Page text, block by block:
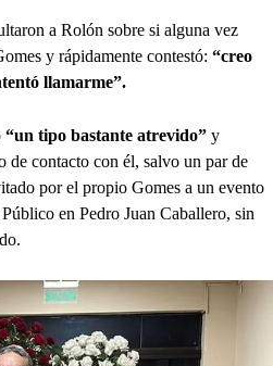
a Rolón sobre si alguna vez
y rápidamente contestó: “creo
llamarme”.
“un tipo bastante atrevido” y
de contacto con él, salvo un par de
por el propio Gomes a un evento
en Pedro Juan Caballero, sin